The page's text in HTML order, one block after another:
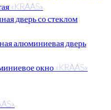
«KRAAS»
дверь со стеклом
алюминиевая дверь
окно «KRAAS»